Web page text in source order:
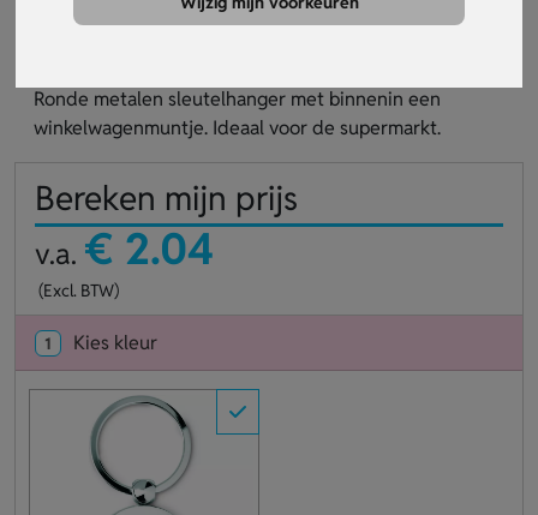
Ronde metalen sleutelhanger met binnenin een
winkelwagenmuntje. Ideaal voor de supermarkt.
Bereken mijn prijs
v.a. € 2.04
(Excl. BTW)
1 Kies kleur